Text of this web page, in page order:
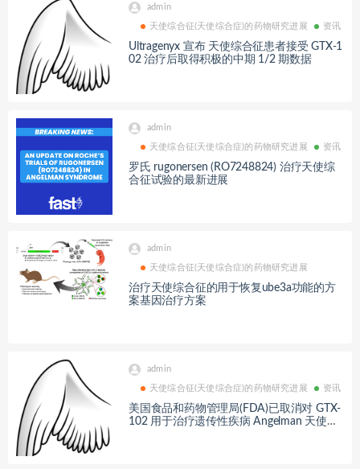
admin
天使综合征(天使综合症)的药物研究进展 资讯
Ultragenyx 宣布 天使综合征患者接受 GTX-1
02 治疗后取得积极的中期 1/2 期数据
admin
天使综合征(天使综合症)的药物研究进展 资讯
罗氏 rugonersen (RO7248824) 治疗天使综
合征试验的最新进展
admin
天使综合征(天使综合症)的药物研究进展
治疗天使综合征的用于恢复ube3a功能的方
案基因治疗方案
admin
天使综合征(天使综合症)的药物研究进展 资讯
美国食品和药物管理局(FDA)已取消对 GTX-
102 用于治疗遗传性疾病 Angelman 天使综